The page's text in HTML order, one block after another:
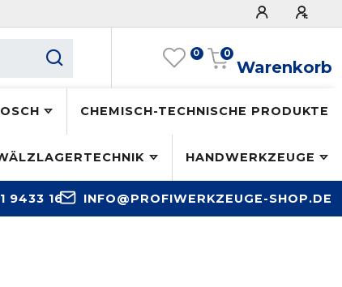
0
Warenkorb
0
CHEMISCH-TECHNISCHE PRODUKTE
HANDWERKZEUGE
9433 16 INFO@PROFIWERKZEUGE-SHOP.DE